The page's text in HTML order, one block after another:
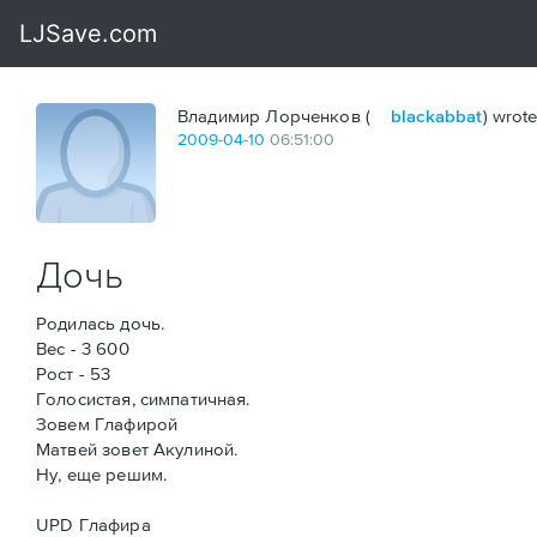
Владимир Лорченков ( blackabbat)
2009-04-10 06:51:00
Дочь
Родилась дочь.
Вес - 3 600
Рост - 53
Голосистая, симпатичная.
Зовем Глафирой
Матвей зовет Акулиной.
Ну, еще решим.
UPD Глафира